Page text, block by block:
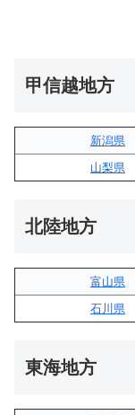
甲信越地方
新潟県
山梨県
北陸地方
富山県
石川県
東海地方